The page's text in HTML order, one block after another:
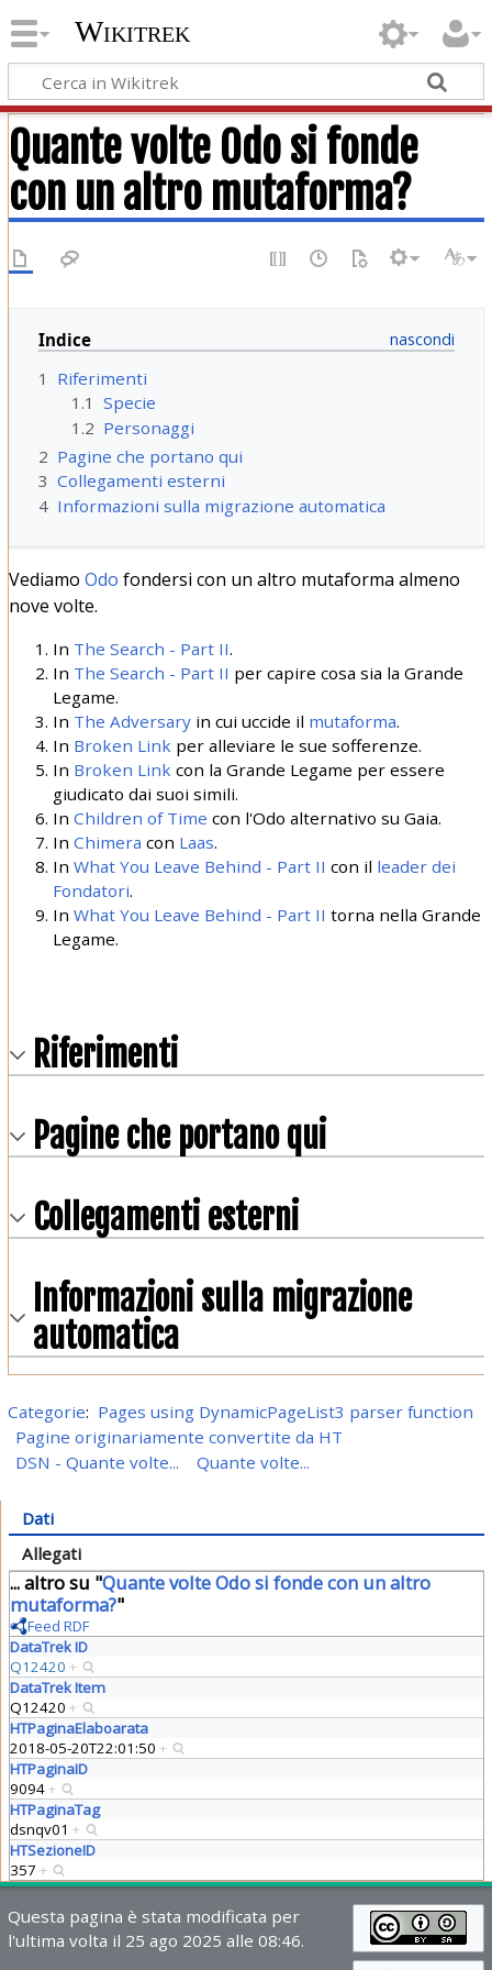
Wikitrek
Quante volte Odo si fonde
con un altro mutaforma?
Indice
1
Riferimenti
1.1
Specie
1.2 Personaggi
2 Pagine che portano qui
3 Collegamenti esterni
4 Informazioni sulla migrazione automatica
Vediamo Odo fondersi con un altro mutaforma almeno
nove volte.
In The Search - Part II.
In The Search - Part II per capire cosa sia la Grande
Legame.
In The Adversaryin cui uccide il mutaforma.
In Broken Link per alleviare le sue sofferenze.
In Broken Link con la Grande Legame per essere
giudicato dai suoi simili.
In Children of Time con l'Odo alternativo su Gaia.
In Chimera con Laas.
In What You Leave Behind - Part II con il leader dei
Fondatori.
In What You Leave Behind - Part II torna nella Grande
Legame.
Riferimenti
Pagine che portano qui
Collegamenti esterni
Informazioni sulla migrazione
automatica
Categorie: Pages using DynamicPageList3 parser function
Pagine originariamente convertite da HT
DSN - Quante volte...
Quante volte...
Dati
Allegati
... altro su "Quante volte Odo si fonde con un altro
mutaforma?"
Feed RDF
DataTrek ID
Q12420 +
DataTrek Item
Q12420 +
HTPaginaElaboarata
2018-05-20T22:01:50 +
HTPaginaID
9094+
HTPaginaTag
dsnqv01 +
HTSezioneID
357 +
Questa pagina è stata modificata per
l'ultima volta il 25 ago 2025 alle 08:46.